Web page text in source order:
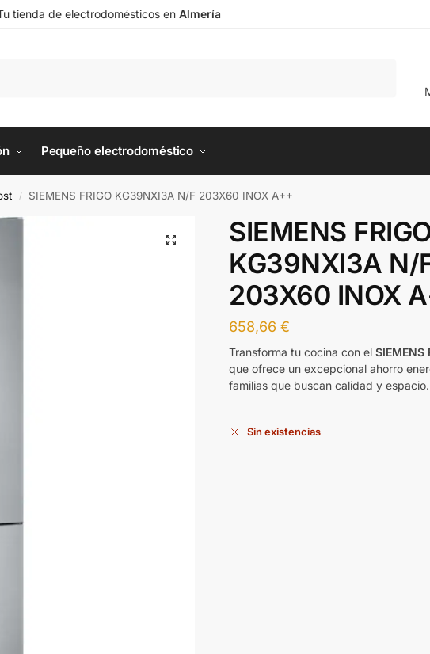
tienda de electrodomésticos en Almería
Pequeño electrodoméstico
/ SIEMENS FRIGO KG39NXI3A N/F 203X60 INOX A++
SIEMENS
KG39NXI3A N/
203X60 INOX
658,66€
Transforma tu cocina con elSIEMENS
que ofrece un excepcional ahorro
familias que buscan calidad y espacio.
Sin existencias